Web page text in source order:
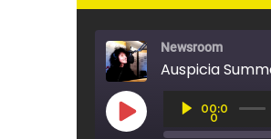
Newsroom
PLAY EPISODE
Player00:0
0